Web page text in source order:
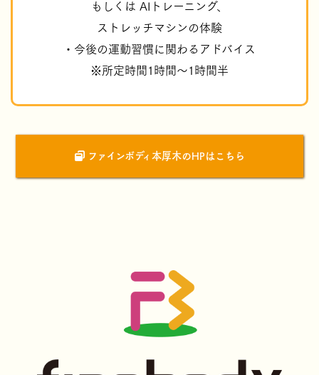
もしくは AIトレーニング、
ストレッチマシンの体験
・今後の運動習慣に関わるアドバイス
※所定時間1時間～1時間半
ファインボディ本厚木のHPはこちら